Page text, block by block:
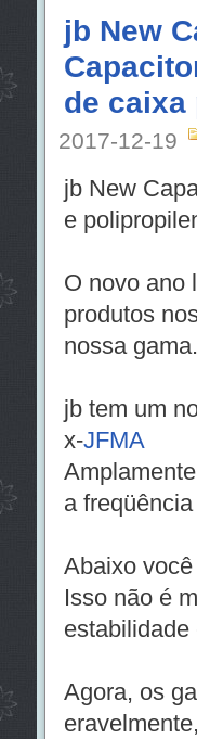
jb New
de
2017-12-19
jb New
e
O novo ano
produtos
nossa gama.
jb tem um
x-JFMA
a
Abaixo
Isso não é
Agora, os